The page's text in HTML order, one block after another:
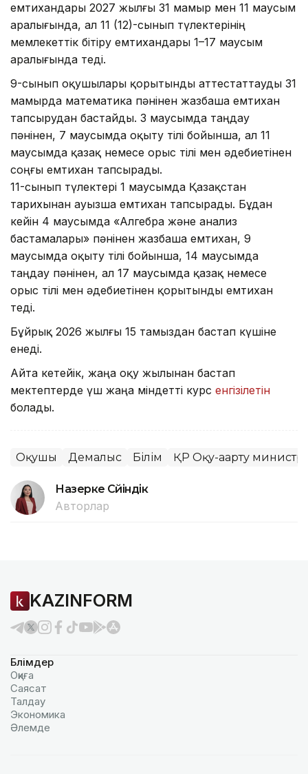
емтихандары 2027 жылғы 31 мамыр мен 11 маусым
аралығында, ал 11 (12)-сынып түлектерінің
мемлекеттік бітіру емтихандары 1–17 маусым
аралығында өтеді.
9-сынып оқушылары қорытынды аттестаттауды 31
мамырда математика пәнінен жазбаша емтихан
тапсырудан бастайды. 3 маусымда таңдау
пәнінен, 7 маусымда оқыту тілі бойынша, ал 11
маусымда қазақ немесе орыс тілі мен әдебиетінен
соңғы емтихан тапсырады.
11-сынып түлектері 1 маусымда Қазақстан
тарихынан ауызша емтихан тапсырады. Бұдан
кейін 4 маусымда «Алгебра және анализ
бастамалары» пәнінен жазбаша емтихан, 9
маусымда оқыту тілі бойынша, 14 маусымда
таңдау пәнінен, ал 17 маусымда қазақ немесе
орыс тілі мен әдебиетінен қорытынды емтихан
өтеді.
Бұйрық 2026 жылғы 15 тамыздан бастап күшіне
енеді.
Айта кетейік, жаңа оқу жылынан бастап
мектептерде үш жаңа міндетті курс енгізілетін
болады.
Оқушы Демалыс Білім ҚР Оқу-ағарту
Назерке Сүйіндік
Авторлар
KAZINFORM
Бөлімдер
Оқиға
Саясат
Талдау
Экономика
Әлемде